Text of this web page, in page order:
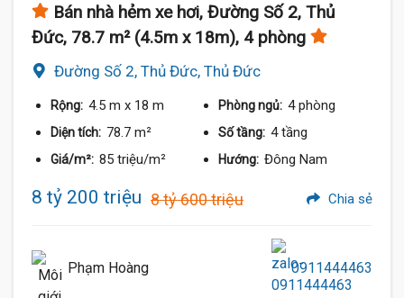
Bán nhà hẻm xe hơi, Đường Số 2, Thủ
Đức, 78.7 m² (4.5m x 18m), 4 phòng
Đường Số 2, Thủ Đức, Thủ Đức
Rộng: 4.5 m x 18 m Phòng ngủ: 4 phòng
Diện tích: 78.7 m² Số tầng: 4 tầng
Giá/m²: 85 triệu/m² Hướng: Đông Nam
8 tỷ 200 triệu 8 tỷ 600 triệu Chia sẻ
Phạm Hoàng 0911444463